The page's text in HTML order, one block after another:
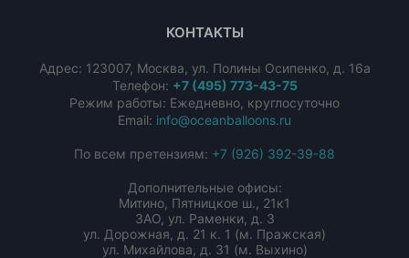
КОНТАКТЫ
Адрес: 123007, Москва, ул. Полины Осипенко, д. 16а
Телефон: +7 (495) 773-43-75
Режим работы: Ежедневно, круглосуточно
Email: info@oceanballoons.ru
По всем претензиям: +7 (926) 392-39-88
Дополнительные офисы:
Митино, Пятницкое ш., 21к1
ЗАО, ул. Раменки, д. 3
ул. Дорожная, д. 21 к. 1 (м. Пражская)
ул. Михайлова, д. 31 (м. Выхино)